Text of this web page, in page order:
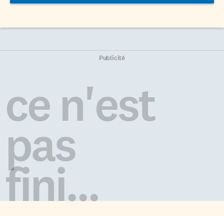
Publicité
ce n'est
pas
fini...